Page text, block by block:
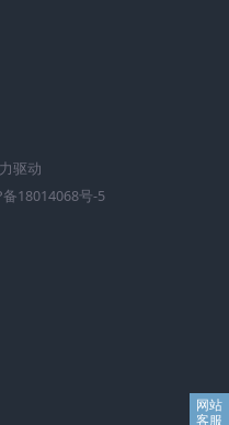
驱动
备18014068号-5